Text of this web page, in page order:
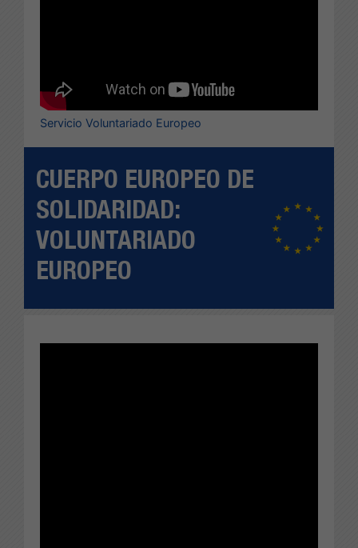
Servicio Voluntariado Europeo
CUERPO EUROPEO DE
SOLIDARIDAD:
VOLUNTARIADO
EUROPEO